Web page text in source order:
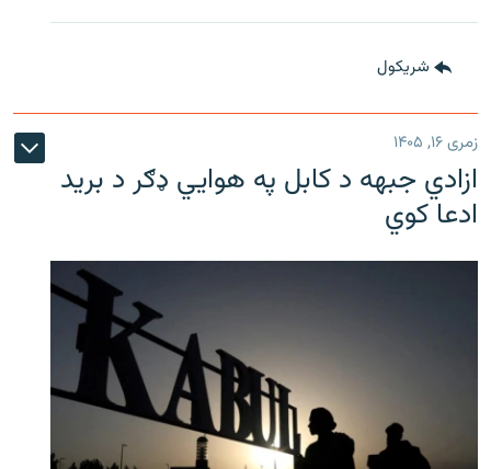
شريکول
زمری ۱۶, ۱۴۰۵
ازادي جبهه د کابل په هوايي ډګر د برید
ادعا کوي